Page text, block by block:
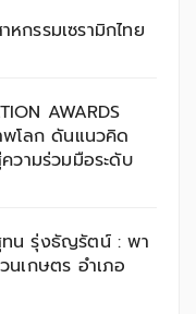
กรรมเซรามิกไทย
AWARDS
พโลก ดันแนวคิด
วามร่วมมือระดับ
น รุ่งธัญรัตน์ : พา
นเกษตร อำเภอ